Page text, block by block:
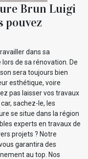
Brun Luigi
pouvez
dans sa
de sa rénovation. De
sera toujours bien
esthétique, voire
pas laisser vos travaux
sachez-le, les
se situe dans la région
experts en travaux de
projets ? Notre
garantira des
au top. Nos